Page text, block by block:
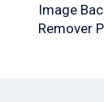
Image
Remover